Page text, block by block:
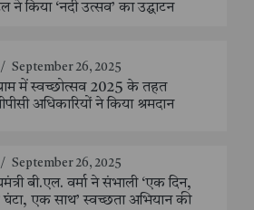
ने किया ‘नदी उत्सव’ का उद्घाटन
/ September 26, 2025
में स्वच्छोत्सव 2025 के तहत
अधिकारियों ने किया श्रमदान
/ September 26, 2025
बी.एल. वर्मा ने संभाली ‘एक दिन,
एक साथ’ स्वच्छता अभियान की